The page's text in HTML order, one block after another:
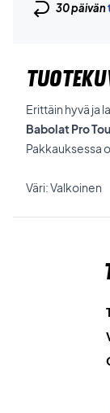
30 päivän
Erittäin hyvä ja
Babolat Pro
Pakkauksessa
Väri: Valkoinen